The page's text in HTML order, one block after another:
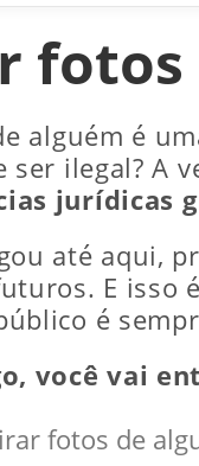
fotos
alguém é
ser ilegal? A
jurídicas
até aqui,
E isso
é
você vai
fotos de